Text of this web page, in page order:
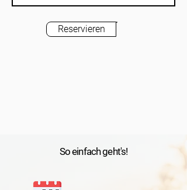
Reservieren
So einfach geht's!